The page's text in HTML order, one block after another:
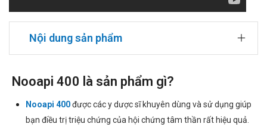
Nội dung sản phẩm
Nooapi 400 là sản phẩm gì?
Nooapi 400được các y dược sĩ khuyên dùng và sử dụng giúp
bạn điều trị triệu chứng của hội chứng tâm thần rất hiệu quả.